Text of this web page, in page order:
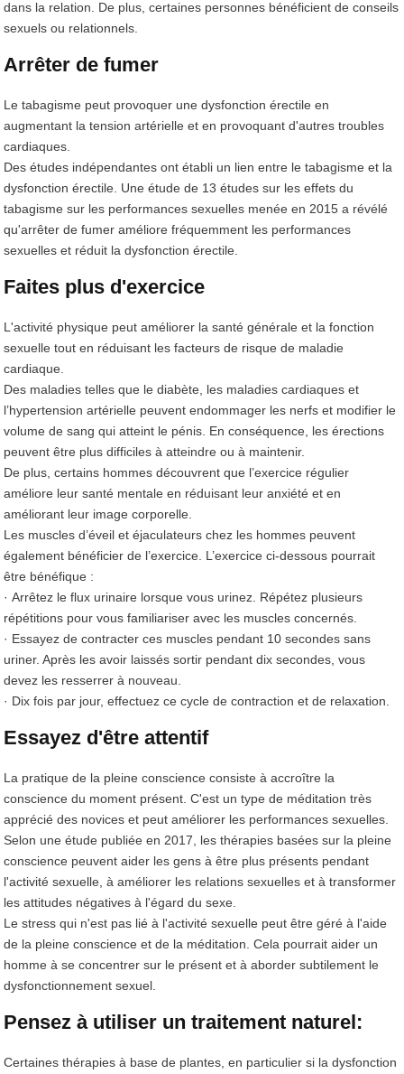
dans la relation. De plus, certaines personnes bénéficient de conseils
sexuels ou relationnels.
Arrêter de fumer
Le tabagisme peut provoquer une dysfonction érectile en
augmentant la tension artérielle et en provoquant d'autres troubles
cardiaques.
Des études indépendantes ont établi un lien entre le tabagisme et la
dysfonction érectile. Une étude de 13 études sur les effets du
tabagisme sur les performances sexuelles menée en 2015 a révélé
qu'arrêter de fumer améliore fréquemment les performances
sexuelles et réduit la dysfonction érectile.
Faites plus d'exercice
L'activité physique peut améliorer la santé générale et la fonction
sexuelle tout en réduisant les facteurs de risque de maladie
cardiaque.
Des maladies telles que le diabète, les maladies cardiaques et
l’hypertension artérielle peuvent endommager les nerfs et modifier le
volume de sang qui atteint le pénis. En conséquence, les érections
peuvent être plus difficiles à atteindre ou à maintenir.
De plus, certains hommes découvrent que l’exercice régulier
améliore leur santé mentale en réduisant leur anxiété et en
améliorant leur image corporelle.
Les muscles d’éveil et éjaculateurs chez les hommes peuvent
également bénéficier de l’exercice. L’exercice ci-dessous pourrait
être bénéfique :
· Arrêtez le flux urinaire lorsque vous urinez. Répétez plusieurs
répétitions pour vous familiariser avec les muscles concernés.
· Essayez de contracter ces muscles pendant 10 secondes sans
uriner. Après les avoir laissés sortir pendant dix secondes, vous
devez les resserrer à nouveau.
· Dix fois par jour, effectuez ce cycle de contraction et de relaxation.
Essayez d'être attentif
La pratique de la pleine conscience consiste à accroître la
conscience du moment présent. C'est un type de méditation très
apprécié des novices et peut améliorer les performances sexuelles.
Selon une étude publiée en 2017, les thérapies basées sur la pleine
conscience peuvent aider les gens à être plus présents pendant
l'activité sexuelle, à améliorer les relations sexuelles et à transformer
les attitudes négatives à l'égard du sexe.
Le stress qui n'est pas lié à l'activité sexuelle peut être géré à l'aide
de la pleine conscience et de la méditation. Cela pourrait aider un
homme à se concentrer sur le présent et à aborder subtilement le
dysfonctionnement sexuel.
Pensez à utiliser un traitement naturel:
Certaines thérapies à base de plantes, en particulier si la dysfonction